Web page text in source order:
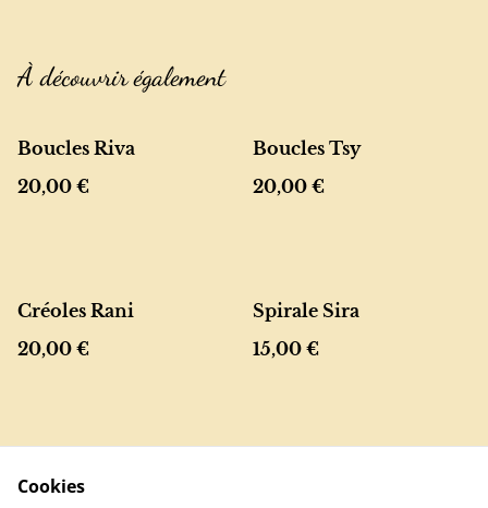
À découvrir également
Boucles Riva
20,00 €
Boucles Tsy
20,00 €
Créoles Rani
20,00 €
Spirale Sira
15,00 €
Cookies